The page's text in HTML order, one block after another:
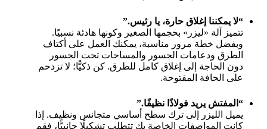
“لا يمكننا إغلاق حارة، يا رئيس.”
تتميز آلة «ليزر» بحجمها الصغير وكونها هادئة نسبيًا.
وبفضل خطة مرور مناسبة، يمكنك العمل على أكتاف
الطرق ودعامات الجسور والمساحات تحت الجسور
دون الحاجة إلى إغلاق كامل للطرق. كن ذكيًّا؛ لا تزدحم
على الحافة المفتوحة.
“المفتش يريد فولاذًا نظيفًا.”
يميل الليزر إلى ترك سطح أساسي متجانس ونظيف. إذا
كانت المواصفات الخاصة بك تتطلب تشكيلًا جانبيًّا، فقم